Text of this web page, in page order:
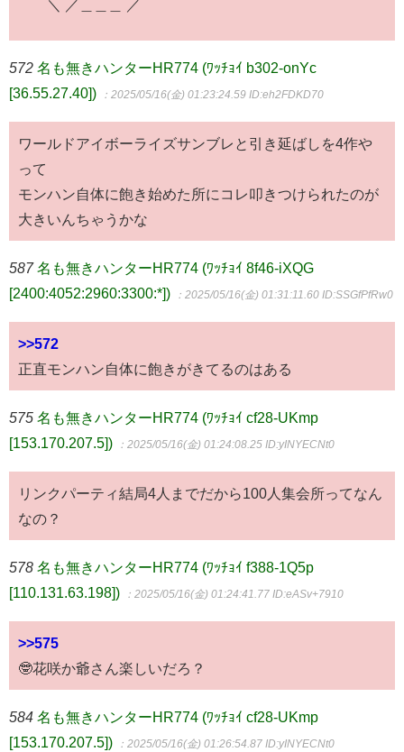
＼ ／＿＿＿ ／
572 名も無きハンターHR774 (ﾜｯﾁｮｲ b302-onYc
[36.55.27.40])
：2025/05/16(金) 01:23:24.59 ID:eh2FDKD70
ワールドアイボーライズサンブレと引き延ばしを4作や
って
モンハン自体に飽き始めた所にコレ叩きつけられたのが
大きいんちゃうかな
587 名も無きハンターHR774 (ﾜｯﾁｮｲ 8f46-iXQG
[2400:4052:2960:3300:*])
：2025/05/16(金) 01:31:11.60 ID:SSGfPfRw0
>>572
正直モンハン自体に飽きがきてるのはある
575 名も無きハンターHR774 (ﾜｯﾁｮｲ cf28-UKmp
[153.170.207.5])
：2025/05/16(金) 01:24:08.25 ID:yINYECNt0
リンクパーティ結局4人までだから100人集会所ってなん
なの？
578 名も無きハンターHR774 (ﾜｯﾁｮｲ f388-1Q5p
[110.131.63.198])
：2025/05/16(金) 01:24:41.77 ID:eASv+7910
>>575
🤓花咲か爺さん楽しいだろ？
584 名も無きハンターHR774 (ﾜｯﾁｮｲ cf28-UKmp
[153.170.207.5])
：2025/05/16(金) 01:26:54.87 ID:yINYECNt0